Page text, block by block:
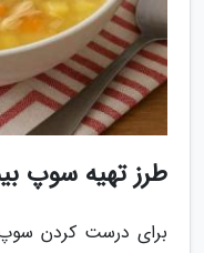
طرز تهیه سوپ
برای درست کردن سوپ